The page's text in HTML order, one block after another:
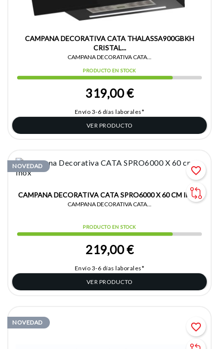
CAMPANA DECORATIVA CATA THALASSA900GBKH
CRISTAL...
CAMPANA DECORATIVA CATA...
PRODUCTO EN STOCK
319,00 €
Envío 3-6 días laborales*
VER PRODUCTO
CAMPANA DECORATIVA CATA SPRO6000 X 60 CM INOX
CAMPANA DECORATIVA CATA...
PRODUCTO EN STOCK
219,00 €
Envío 3-6 días laborales*
VER PRODUCTO
NOVEDAD favorite_border
NOVEDAD favorite_border